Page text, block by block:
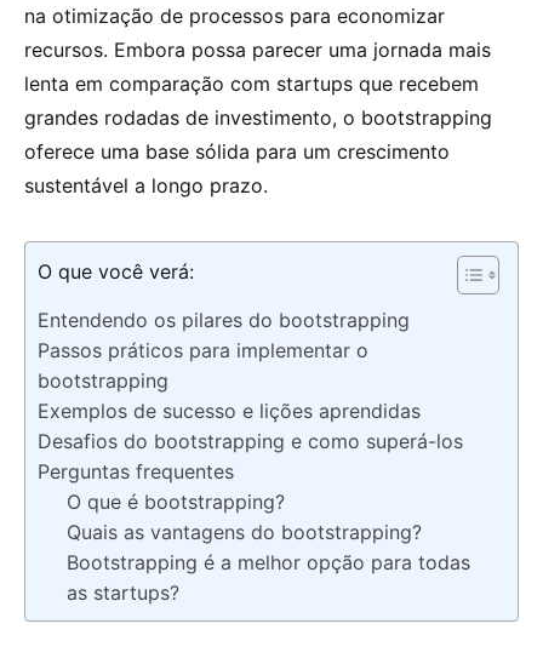
na otimização de processos para economizar
recursos. Embora possa parecer uma jornada mais
lenta em comparação com startups que recebem
grandes rodadas de investimento, o bootstrapping
oferece uma base sólida para um crescimento
sustentável a longo prazo.
O que você verá:
Entendendo os pilares do bootstrapping
Passos práticos para implementar o
bootstrapping
Exemplos de sucesso e lições aprendidas
Desafios do bootstrapping e como superá-los
Perguntas frequentes
O que é bootstrapping?
Quais as vantagens do bootstrapping?
Bootstrapping é a melhor opção para todas
as startups?